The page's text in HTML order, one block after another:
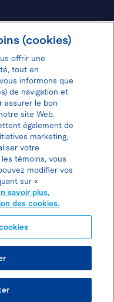
gagner 100$
cookies
LOGISCO 2026
(cookies)
offrir une
tout en
informons que
de navigation et
assurer le bon
site Web.
également de
marketing,
votre
témoins, vous
modifier vos
sur «
savoir plus,
des cookies.